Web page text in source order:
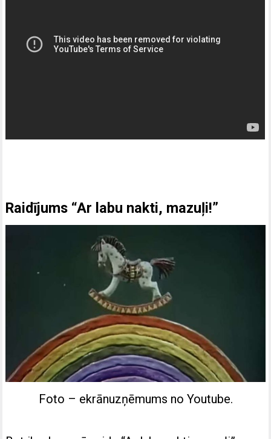
Raidījums “Ar labu nakti, mazuļi!”
Foto – ekrānuzņēmums no Youtube.